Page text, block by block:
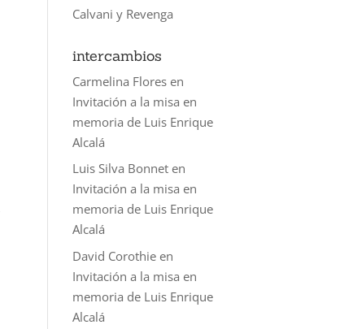
Calvani y Revenga
intercambios
Carmelina Flores en
Invitación a la misa en
memoria de Luis Enrique
Alcalá
Luis Silva Bonnet en
Invitación a la misa en
memoria de Luis Enrique
Alcalá
David Corothie en
Invitación a la misa en
memoria de Luis Enrique
Alcalá